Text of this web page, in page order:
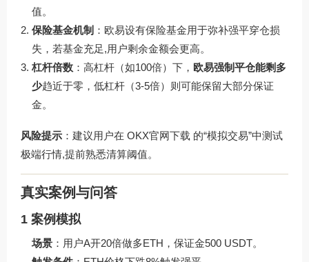
值。
保险基金机制 ：欧易设有保险基金用于弥补强平穿仓损
失，若基金充足,用户剩余金额会更高。
杠杆倍数 ：高杠杆（如100倍）下， 欧易强制平仓能剩多
少趋近于零，低杠杆（3-5倍）则可能保留大部分保证
金。
风险提示 ：建议用户在 OKX官网下载 的“模拟交易”中测试
极端行情,提前熟悉清算阈值。
真实案例与问答
1 案例模拟
场景 ：用户A开20倍做多ETH，保证金500 USDT。